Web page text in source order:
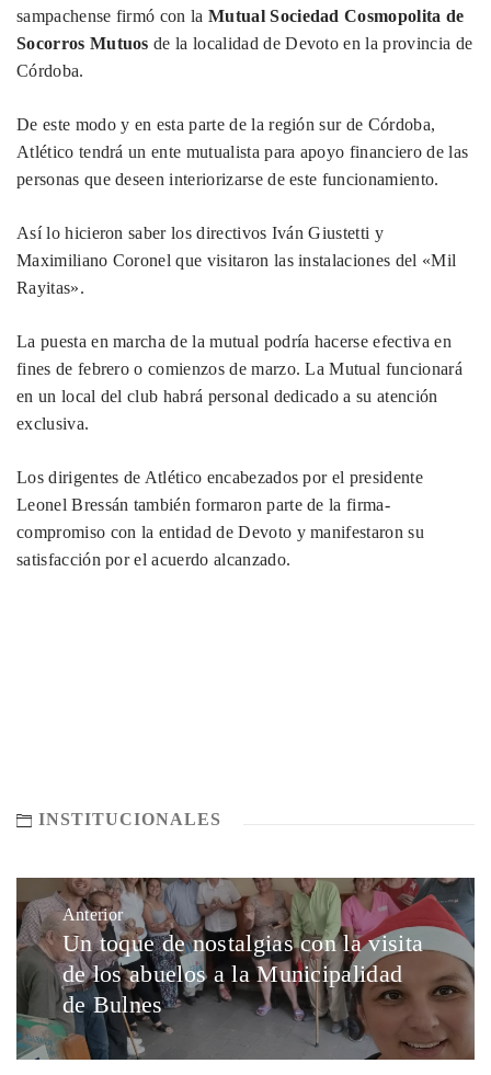
sampachense firmó con la Mutual Sociedad Cosmopolita de
Socorros Mutuosde la localidad de Devoto en la provincia de
Córdoba.
De este modo y en esta parte de la región sur de Córdoba,
Atlético tendrá un ente mutualista para apoyo financiero de las
personas que deseen interiorizarse de este funcionamiento.
Así lo hicieron saber los directivos Iván Giustetti y
Maximiliano Coronel que visitaron las instalaciones del «Mil
Rayitas».
La puesta en marcha de la mutual podría hacerse efectiva en
fines de febrero o comienzos de marzo. La Mutual funcionará
en un local del club habrá personal dedicado a su atención
exclusiva.
Los dirigentes de Atlético encabezados por el presidente
Leonel Bressán también formaron parte de la firma-
compromiso con la entidad de Devoto y manifestaron su
satisfacción por el acuerdo alcanzado.
INSTITUCIONALES
Anterior
Un toque de nostalgias con la visita
de los abuelos a la Municipalidad
de Bulnes